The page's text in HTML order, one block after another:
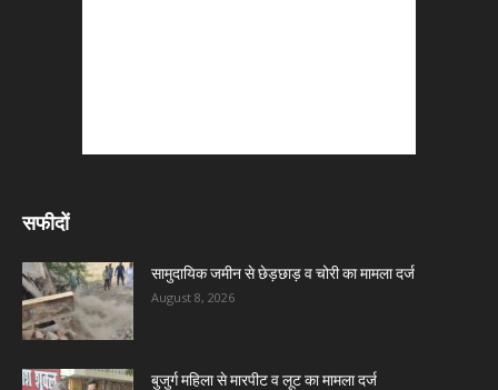
सफीदों
सामुदायिक जमीन से छेड़छाड़ व चोरी का मामला दर्ज
August 8, 2026
बुजुर्ग महिला से मारपीट व लूट का मामला दर्ज